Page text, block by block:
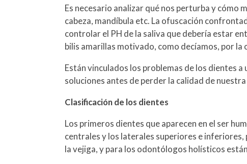
Es necesario analizar qué nos perturba y cómo
cabeza, mandíbula etc. La ofuscación
controlar el PH de la saliva que debería estar
bilis amarillas motivado, como decíamos, por la
Están vinculados los problemas de los dientes
soluciones antes de perder la calidad de
Clasificación de los dientes
Los primeros dientes que aparecen en el ser
centrales y los laterales superiores e
la vejiga, y para los odontólogos holísticos